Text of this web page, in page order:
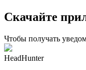
Скачайте
Чтобы получать
HeadHunter